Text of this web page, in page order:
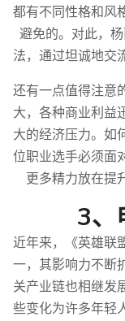
都有不同性格和风
避免的。对此，
法，通过坦诚地交
还有一点值得注意
大，各种商业利益
大的经济压力。如
位职业选手必须面
更多精力放在提
3、
近年来，《英雄联
一，其影响力不断
关产业链也相继发
些变化为许多年轻